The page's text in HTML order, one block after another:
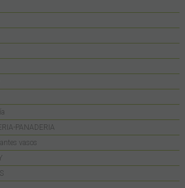
PANADERIA
vasos